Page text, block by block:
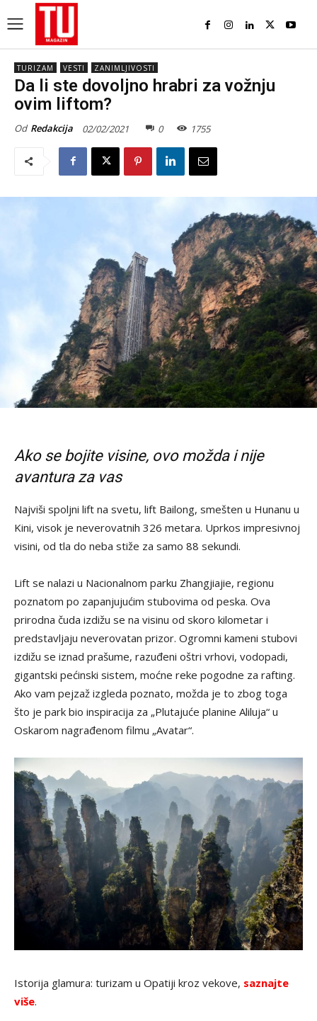
TURIZAM VESTI ZANIMLJIVOSTI
Da li ste dovoljno hrabri za vožnju
ovim liftom?
Od Redakcija 02/02/2021 0 1755
Ako se bojite visine, ovo možda i nije
avantura za vas
Najviši spoljni lift na svetu, lift Bailong, smešten u Hunanu u
Kini, visok je neverovatnih 326 metara. Uprkos impresivnoj
visini, od tla do neba stiže za samo 88 sekundi.
Lift se nalazi u Nacionalnom parku Zhangjiajie, regionu
poznatom po zapanjujućim stubovima od peska. Ova
prirodna čuda izdižu se na visinu od skoro kilometar i
predstavljaju neverovatan prizor. Ogromni kameni stubovi
izdižu se iznad prašume, razuđeni oštri vrhovi, vodopadi,
gigantski pećinski sistem, moćne reke pogodne za rafting.
Ako vam pejzaž izgleda poznato, možda je to zbog toga
što je park bio inspiracija za „Plutajuće planine Aliluja“ u
Oskarom nagrađenom filmu „Avatar“.
Istorija glamura: turizam u Opatiji kroz vekove, saznajte
više.